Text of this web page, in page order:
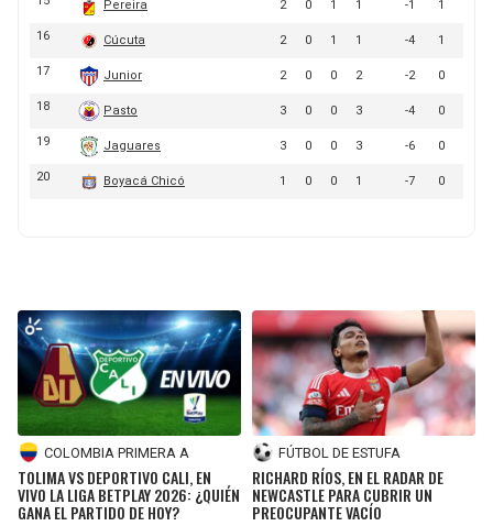
JAGUARS
TITANS
COWBOYS
GIANTS
CARDINALS
RAMS
49ERS
WIZARDS
WARRIORS
CLIPPERS
LAKERS
MAVERICKS
ROCKETS
GRIZZLIES
COLOMBIA PRIMERA A
TOLIMA VS DEPORTIVO CALI, EN
VIVO LA LIGA BETPLAY 2026: ¿QUIÉN
GANA EL PARTIDO DE HOY?
FÚTBOL DE ESTUFA
RICHARD RÍOS, EN EL RADAR DE
NEWCASTLE PARA CUBRIR UN
PREOCUPANTE VACÍO